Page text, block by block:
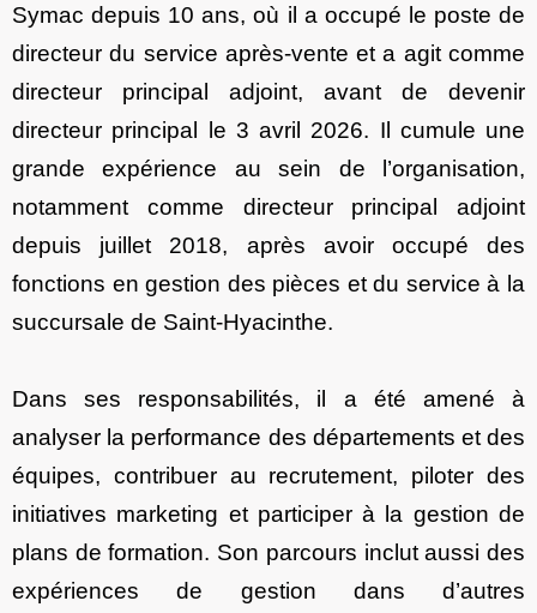
Symac depuis 10 ans, où il a occupé le poste de
directeur du service après-vente et a agit comme
directeur principal adjoint, avant de devenir
directeur principal le 3 avril 2026. Il cumule une
grande expérience au sein de l’organisation,
notamment comme directeur principal adjoint
depuis juillet 2018, après avoir occupé des
fonctions en gestion des pièces et du service à la
succursale de Saint-Hyacinthe.
Dans ses responsabilités, il a été amené à
analyser la performance des départements et des
équipes, contribuer au recrutement, piloter des
initiatives marketing et participer à la gestion de
plans de formation. Son parcours inclut aussi des
expériences de gestion dans d’autres